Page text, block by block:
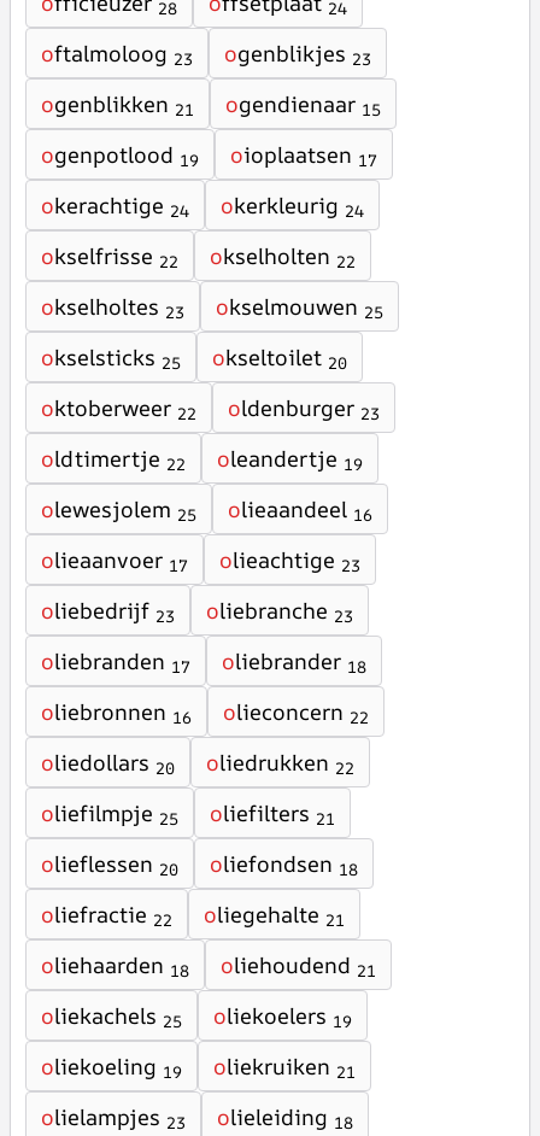
28 24
oftalmoloog 23 ogenblikjes 23
ogenblikken 21 ogendienaar 15
ogenpotlood 19 oioplaatsen 17
okerachtige 24 okerkleurig 24
okselfrisse 22 okselholten 22
okselholtes 23 okselmouwen 25
okselsticks 25 okseltoilet 20
oktoberweer 22 oldenburger 23
oldtimertje 22 oleandertje 19
olewesjolem 25 olieaandeel 16
olieaanvoer 17 olieachtige 23
oliebedrijf 23 oliebranche 23
oliebranden 17 oliebrander 18
oliebronnen 16 olieconcern 22
oliedollars 20 oliedrukken 22
oliefilmpje 25 oliefilters 21
olieflessen 20 oliefondsen 18
oliefractie 22 oliegehalte 21
oliehaarden 18 oliehoudend 21
oliekachels 25 oliekoelers 19
oliekoeling 19 oliekruiken 21
olielampjes 23 olieleiding 18